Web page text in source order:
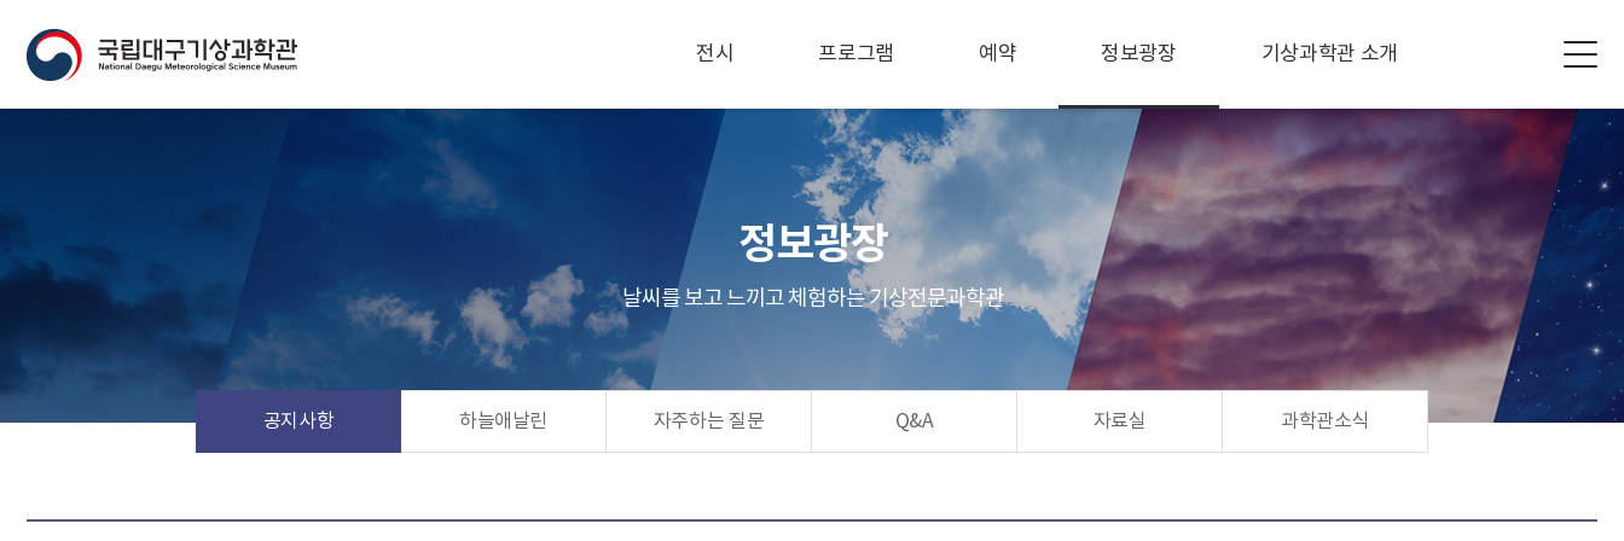
전시 프로그램 예약 정보광장 기상과학관 소개
정보광장
날씨를 보고 느끼고 체험하는 기상전문과학관
공지사항 하늘애날린 자주하는 질문 Q&A 자료실 과학관소식